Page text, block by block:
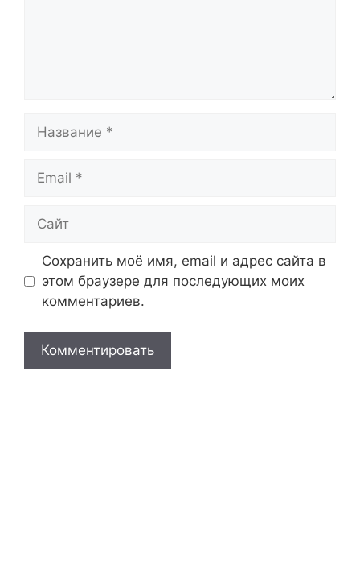
Сохранить моё имя, email и адрес сайта в
этом браузере для последующих моих
комментариев.